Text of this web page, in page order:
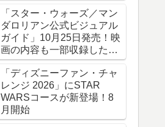
時全話一挙配信
「スター・ウォーズ／マン
ダロリアン公式ビジュアル
ガイド」10月25日発売！映
画の内容も一部収録した邦
訳版
「ディズニーファン・チャ
レンジ 2026」にSTAR
WARSコースが新登場！8
月開始